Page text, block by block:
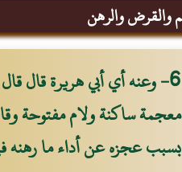
والقرض والرهن
6- وعنه أي أبي هريرة قال
معجمة ساكنة ولام مفتوحة
بسبب عجزه عن أداء ما رهنه